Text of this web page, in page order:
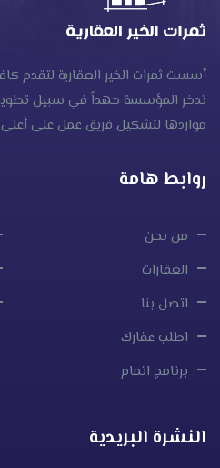
أسست ثمرات الخير العقارية لتقدم
تدخر المؤسسة جهداً في سبيل
مواردها لتشكيل فريق عمل على
روابط هامة
من نحن
العقارات
اتصل بنا
اطلب عقارك
برنامج اتمام
النشرة البريدية